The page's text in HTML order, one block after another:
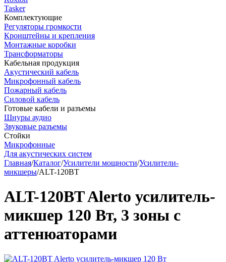
Tasker
Комплектующие
Регуляторы громкости
Кронштейны и крепления
Монтажные коробки
Трансформаторы
Кабельная продукция
Акустический кабель
Микрофонный кабель
Пожарный кабель
Силовой кабель
Готовые кабели и разъемы
Шнуры аудио
Звуковые разъемы
Стойки
Микрофонные
Для акустических систем
Главная/Каталог/Усилители мощности/Усилители-
микшеры/ALT-120BT
ALT-120BT Alerto усилитель-
микшер 120 Вт, 3 зоны с
аттенюаторами